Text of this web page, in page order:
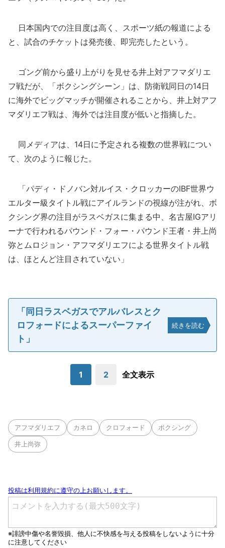
日本国内での注目度は高く、スポーツ紙の報道による
と、試合のチケットは発売後、即完売したという。
ゴング前から盛り上がりを見せる井上対アフマダリエ
フ戦だが、「ボクシングシーン」は、防衛戦同日の14日
に海外でビッグマッチが開催されることから、井上対アフ
マダリエフ戦は、海外では注目度が低いと指摘した。
同メディアは、14日に予定される複数の世界戦につい
て、次のように報じた。
「パディ・ドノバン対ルイス・クロッカーのIBF世界ウ
エルター級タイトル戦にアイルランドの視線が注がれ、ボ
クシング界の注目がラスベガスに集まる中、名古屋IGアリ
ーナで行われるパウンド・フォー・パウンド王者・井上尚
弥とムロジョン・アフマダリエフによる世界タイトル戦
は、ほとんど注目されていない」
「同日ラスベガスでアルバレスとク
ロフォードによるスーパーファイ
ト」
続きを読む
1 2 全文表示
アフマダリエフ カネロ クロフォード ボクシング
井上尚弥